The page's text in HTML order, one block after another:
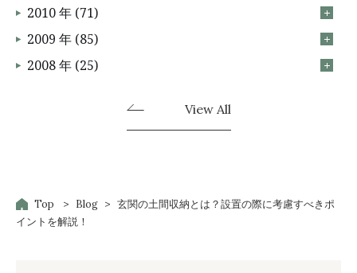
2010 年 (71)
2009 年 (85)
2008 年 (25)
View All
Top Blog
玄関の土間収納とは？設置の際に考慮すべきポ
イントを解説！